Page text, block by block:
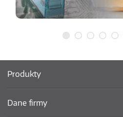
Produkty
Dane firmy